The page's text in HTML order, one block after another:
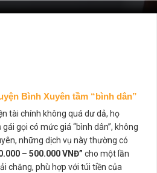
Bình Xuyên tầm “bình dân”
tài chính không quá dư dả, họ
gọi có mức giá “bình dân”, không
những dịch vụ này thường có
– 500.000 VNĐ” cho một lần
chăng, phù hợp với túi tiền của